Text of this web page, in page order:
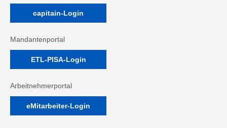
capitain-Login
Mandantenportal
ETL-PISA-Login
Arbeitnehmerportal
eMitarbeiter-Login